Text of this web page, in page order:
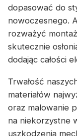
dopasować do
nowoczesnego.
rozważyć
skutecznie
dodając całości
Trwałość
materiałów
oraz malowanie
na niekorzystne
uszkodzenia